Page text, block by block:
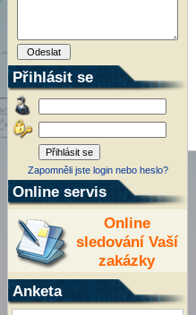
Přihlásit se
Zapomněli jste login nebo heslo?
Online servis
Online
sledování Vaší
zakázky
Anketa